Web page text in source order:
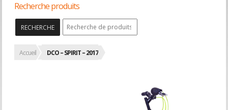
Recherche produits
RECHERCHE
Accueil DCO – SPIRIT – 2017